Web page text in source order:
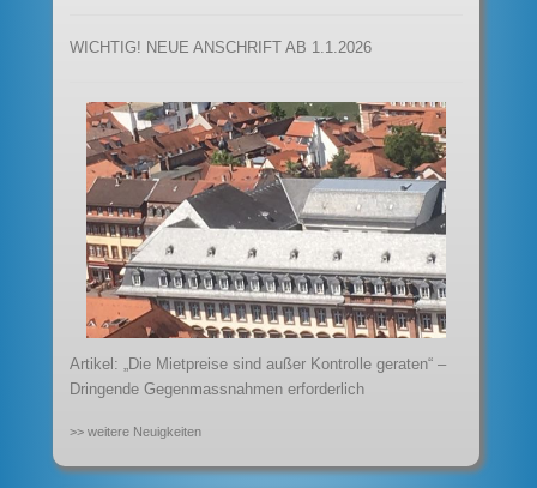
WICHTIG! NEUE ANSCHRIFT AB 1.1.2026
Artikel: „Die Mietpreise sind außer Kontrolle geraten“ –
Dringende Gegenmassnahmen erforderlich
>> weitere Neuigkeiten